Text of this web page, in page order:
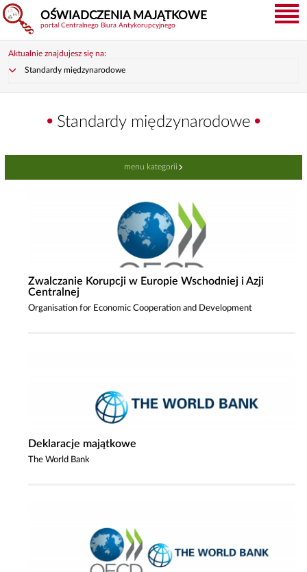
OŚWIADCZENIA MAJĄTKOWE
portal Centralnego Biura Antykorupcyjnego
Aktualnie znajdujesz się na:
Standardy międzynarodowe
Standardy międzynarodowe
menu kategorii
Zwalczanie Korupcji w Europie Wschodniej i Azji
Centralnej
Organisation for Economic Cooperation and Development
Deklaracje majątkowe
The World Bank